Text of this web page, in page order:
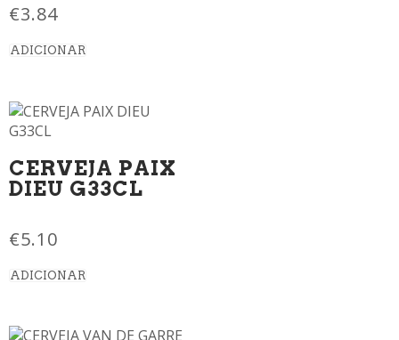
€3.84
ADICIONAR
CERVEJA PAIX
DIEU G33CL
€5.10
ADICIONAR